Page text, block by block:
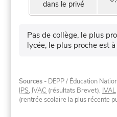
dans le privé
Pas de collège, le plus
lycée, le plus proche est à
Sources - DEPP / Éducation
IPS, IVAC (résultats Brevet), IVAL
(rentrée scolaire la plus récente